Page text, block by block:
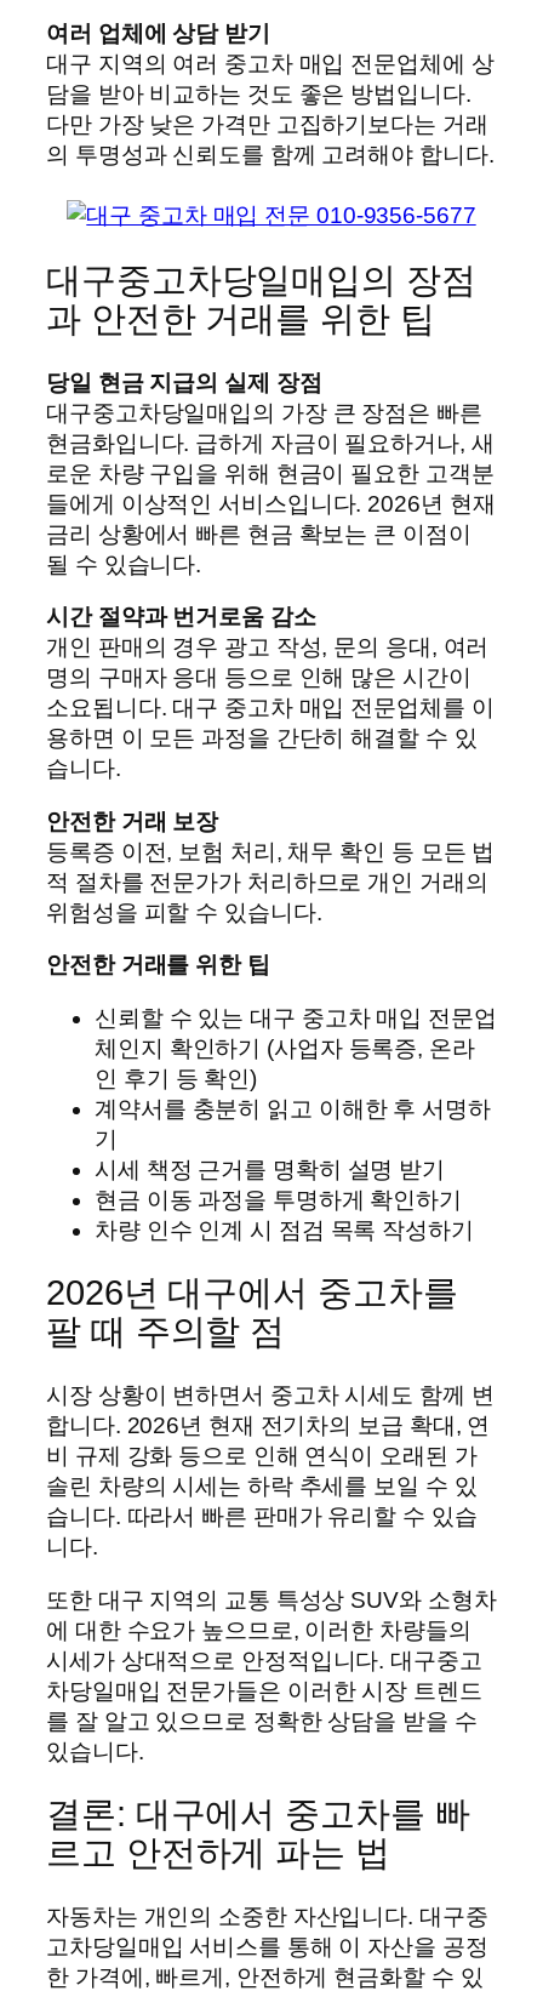
여러 업체에 상담 받기
대구 지역의 여러 중고차 매입 전문업체에 상
담을 받아 비교하는 것도 좋은 방법입니다.
다만 가장 낮은 가격만 고집하기보다는 거래
의 투명성과 신뢰도를 함께 고려해야 합니다.
대구중고차당일매입의 장점
과 안전한 거래를 위한 팁
당일 현금 지급의 실제 장점
대구중고차당일매입의 가장 큰 장점은 빠른
현금화입니다. 급하게 자금이 필요하거나, 새
로운 차량 구입을 위해 현금이 필요한 고객분
들에게 이상적인 서비스입니다. 2026년 현재
금리 상황에서 빠른 현금 확보는 큰 이점이
될 수 있습니다.
시간 절약과 번거로움 감소
개인 판매의 경우 광고 작성, 문의 응대, 여러
명의 구매자 응대 등으로 인해 많은 시간이
소요됩니다. 대구 중고차 매입 전문업체를 이
용하면 이 모든 과정을 간단히 해결할 수 있
습니다.
안전한 거래 보장
등록증 이전, 보험 처리, 채무 확인 등 모든 법
적 절차를 전문가가 처리하므로 개인 거래의
위험성을 피할 수 있습니다.
안전한 거래를 위한 팁
신뢰할 수 있는 대구 중고차 매입 전문업
체인지 확인하기 (사업자 등록증, 온라
인 후기 등 확인)
계약서를 충분히 읽고 이해한 후 서명하
기
시세 책정 근거를 명확히 설명 받기
현금 이동 과정을 투명하게 확인하기
차량 인수 인계 시 점검 목록 작성하기
2026년 대구에서 중고차를
팔 때 주의할 점
시장 상황이 변하면서 중고차 시세도 함께 변
합니다. 2026년 현재 전기차의 보급 확대, 연
비 규제 강화 등으로 인해 연식이 오래된 가
솔린 차량의 시세는 하락 추세를 보일 수 있
습니다. 따라서 빠른 판매가 유리할 수 있습
니다.
또한 대구 지역의 교통 특성상 SUV와 소형차
에 대한 수요가 높으므로, 이러한 차량들의
시세가 상대적으로 안정적입니다. 대구중고
차당일매입 전문가들은 이러한 시장 트렌드
를 잘 알고 있으므로 정확한 상담을 받을 수
있습니다.
결론: 대구에서 중고차를 빠
르고 안전하게 파는 법
자동차는 개인의 소중한 자산입니다. 대구중
고차당일매입 서비스를 통해 이 자산을 공정
한 가격에, 빠르게, 안전하게 현금화할 수 있